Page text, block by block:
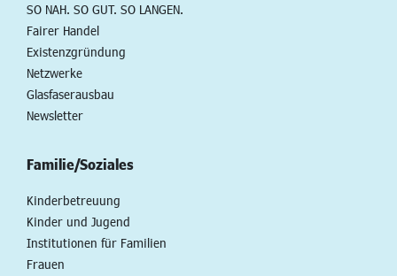
SO NAH. SO GUT. SO LANGEN.
Fairer Handel
Existenzgründung
Netzwerke
Glasfaserausbau
Newsletter
Familie/Soziales
Kinderbetreuung
Kinder und Jugend
Institutionen für Familien
Frauen